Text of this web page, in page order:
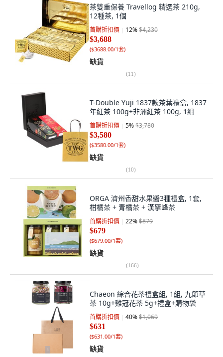
茶雙重保養 Travellog 精選茶 210g,
12種茶, 1個
首購折扣價 12%$4,230
$3,688
($3688.00/1套)
缺貨
(11)
T-Double Yuji 1837款茶葉禮盒, 1837
年紅茶 100g+非洲紅茶 100g, 1組
首購折扣價 5%$3,780
$3,580
($3580.00/1套)
缺貨
(10)
ORGA 濟州香甜水果醬3種禮盒, 1套,
柑橘茶 + 青橘茶 + 漢拏峰茶
首購折扣價 22%$879
$679
($679.00/1套)
缺貨
(166)
Chaeon 綜合花茶禮盒組, 1組, 九節草
茶 10g+雞冠花茶 5g+禮盒+購物袋
首購折扣價 40%$1,069
$631
($631.00/1套)
缺貨